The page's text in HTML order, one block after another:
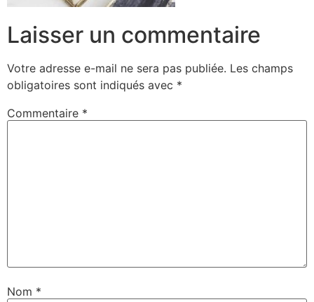
Laisser un commentaire
Votre adresse e-mail ne sera pas publiée. Les champs
obligatoires sont indiqués avec *
Commentaire *
Nom *